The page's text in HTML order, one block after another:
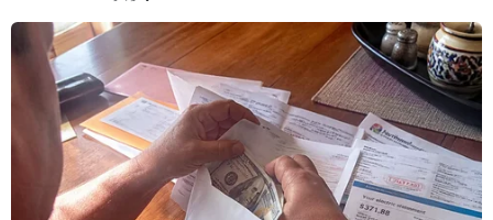
#NASA #Artemis III #Mặt Trăng
#Sao Hỏa
Mỹ